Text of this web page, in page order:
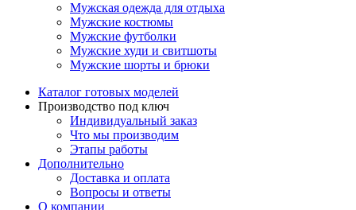
Мужская одежда для отдыха
Мужские костюмы
Мужские футболки
Мужские худи и свитшоты
Мужские шорты и брюки
Каталог готовых моделей
Производство под ключ
Индивидуальный заказ
Что мы производим
Этапы работы
Дополнительно
Доставка и оплата
Вопросы и ответы
О компании